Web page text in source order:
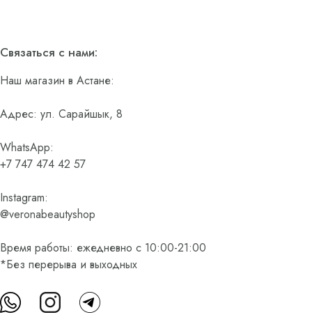
Связаться с нами:
Наш магазин в Астане:
Адрес: ул. Сарайшык, 8
WhatsApp:
+7 747 474 42 57
Instagram:
@veronabeautyshop
Время работы: ежедневно с 10:00-21:00
*Без перерыва и выходных